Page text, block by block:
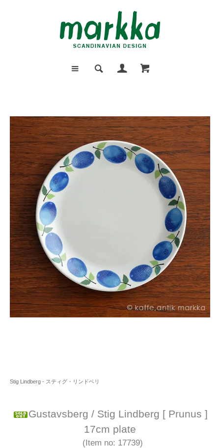
Stig Lindberg - スティグ・リンドベリ
Gustavsberg / Stig Lindberg [ Prunus ]
17cm plate
(Item no: 17739)